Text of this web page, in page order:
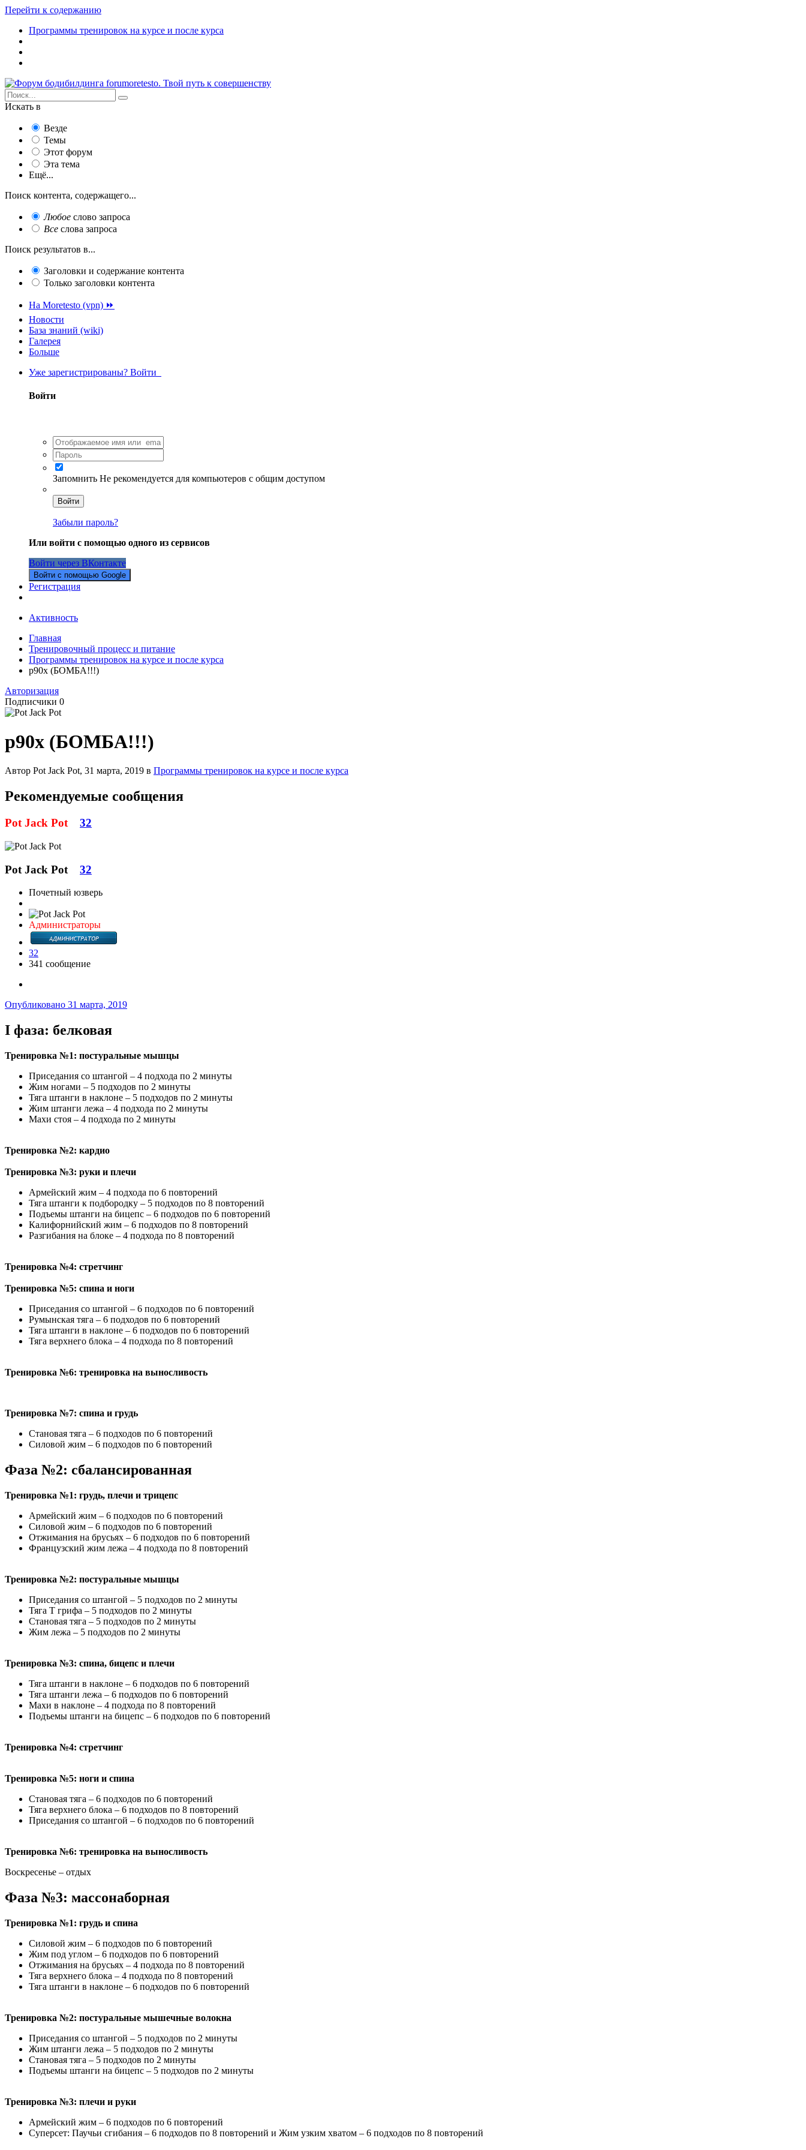
Перейти к содержанию
Программы тренировок на курсе и после курса
Искать в
Везде
Темы
Этот форум
Эта тема
Ещё...
Поиск контента, содержащего...
Любое слово запроса
Все слова запроса
Поиск результатов в...
Заголовки и содержание контента
Только заголовки контента
На Moretesto (vpn) ⏩
Новости
База знаний (wiki)
Галерея
Больше
Уже зарегистрированы? Войти
Войти
Запомнить Не рекомендуется для компьютеров с общим доступом
Войти
Забыли пароль?
Или войти с помощью одного из сервисов
Войти через ВКонтакте
Войти с помощью Google
Регистрация
Активность
Главная
Тренировочный процесс и питание
Программы тренировок на курсе и после курса
p90x (БОМБА!!!)
Авторизация
Подписчики 0
p90x (БОМБА!!!)
Автор Pot Jack Pot, 31 марта, 2019 в Программы тренировок на курсе и после курса
Рекомендуемые сообщения
Pot Jack Pot 32
Pot Jack Pot 32
Почетный юзверь
Администраторы
32
341 сообщение
Опубликовано 31 марта, 2019
I фаза: белковая
Тренировка №1: постуральные мышцы
Приседания со штангой – 4 подхода по 2 минуты
Жим ногами – 5 подходов по 2 минуты
Тяга штанги в наклоне – 5 подходов по 2 минуты
Жим штанги лежа – 4 подхода по 2 минуты
Махи стоя – 4 подхода по 2 минуты
Тренировка №2: кардио
Тренировка №3: руки и плечи
Армейский жим – 4 подхода по 6 повторений
Тяга штанги к подбородку – 5 подходов по 8 повторений
Подъемы штанги на бицепс – 6 подходов по 6 повторений
Калифорнийский жим – 6 подходов по 8 повторений
Разгибания на блоке – 4 подхода по 8 повторений
Тренировка №4: стретчинг
Тренировка №5: спина и ноги
Приседания со штангой – 6 подходов по 6 повторений
Румынская тяга – 6 подходов по 6 повторений
Тяга штанги в наклоне – 6 подходов по 6 повторений
Тяга верхнего блока – 4 подхода по 8 повторений
Тренировка №6: тренировка на выносливость
Тренировка №7: спина и грудь
Становая тяга – 6 подходов по 6 повторений
Силовой жим – 6 подходов по 6 повторений
Фаза №2: сбалансированная
Тренировка №1: грудь, плечи и трицепс
Армейский жим – 6 подходов по 6 повторений
Силовой жим – 6 подходов по 6 повторений
Отжимания на брусьях – 6 подходов по 6 повторений
Французский жим лежа – 4 подхода по 8 повторений
Тренировка №2: постуральные мышцы
Приседания со штангой – 5 подходов по 2 минуты
Тяга Т грифа – 5 подходов по 2 минуты
Становая тяга – 5 подходов по 2 минуты
Жим лежа – 5 подходов по 2 минуты
Тренировка №3: спина, бицепс и плечи
Тяга штанги в наклоне – 6 подходов по 6 повторений
Тяга штанги лежа – 6 подходов по 6 повторений
Махи в наклоне – 4 подхода по 8 повторений
Подъемы штанги на бицепс – 6 подходов по 6 повторений
Тренировка №4: стретчинг
Тренировка №5: ноги и спина
Становая тяга – 6 подходов по 6 повторений
Тяга верхнего блока – 6 подходов по 8 повторений
Приседания со штангой – 6 подходов по 6 повторений
Тренировка №6: тренировка на выносливость
Воскресенье – отдых
Фаза №3: массонаборная
Тренировка №1: грудь и спина
Силовой жим – 6 подходов по 6 повторений
Жим под углом – 6 подходов по 6 повторений
Отжимания на брусьях – 4 подхода по 8 повторений
Тяга верхнего блока – 4 подхода по 8 повторений
Тяга штанги в наклоне – 6 подходов по 6 повторений
Тренировка №2: постуральные мышечные волокна
Приседания со штангой – 5 подходов по 2 минуты
Жим штанги лежа – 5 подходов по 2 минуты
Становая тяга – 5 подходов по 2 минуты
Подъемы штанги на бицепс – 5 подходов по 2 минуты
Тренировка №3: плечи и руки
Армейский жим – 6 подходов по 6 повторений
Суперсет: Паучьи сгибания – 6 подходов по 8 повторений и Жим узким хватом – 6 подходов по 8 повторений